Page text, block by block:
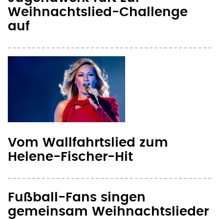
Vom Wallfahrtslied zum
Helene-Fischer-Hit
Fußball-Fans singen
gemeinsam Weihnachtslieder